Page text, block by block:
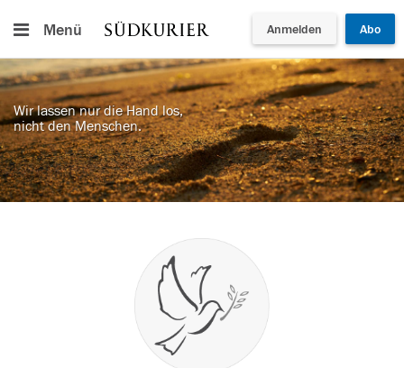
Menü Anmelden Abo
Wir lassen nur die Hand los,
nicht den Menschen.